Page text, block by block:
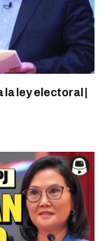
ley electoral |